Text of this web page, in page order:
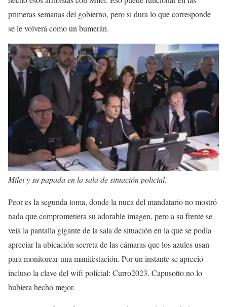
primeras semanas del gobierno, pero si dura lo que corresponde
se le volverá como un bumerán.
Milei y su papada en la sala de situación policial.
Peor es la segunda toma, donde la nuca del mandatario no mostró
nada que comprometiera su adorable imagen, pero a su frente se
veía la pantalla gigante de la sala de situación en la que se podía
apreciar la ubicación secreta de las cámaras que los azules usan
para monitorear una manifestación. Por un instante se apreció
incluso la clave del wifi policial: Curro2023. Capusotto no lo
hubiera hecho mejor.